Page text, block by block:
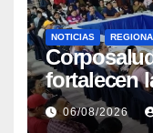
NOTICIAS
fortalecen
municipios
06/08/2026